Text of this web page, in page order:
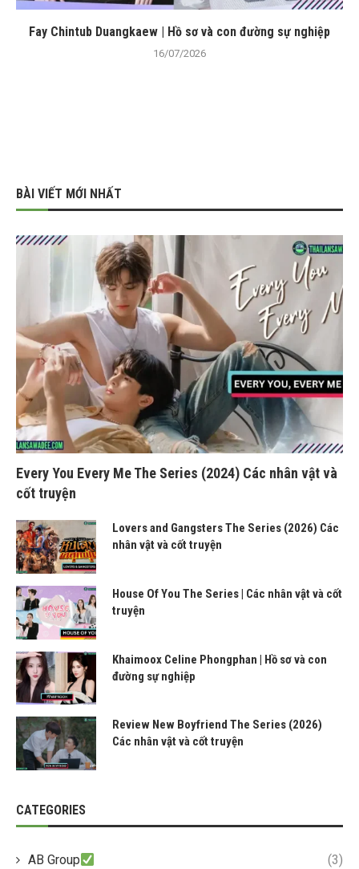
Fay Chintub Duangkaew | Hồ sơ và con đường sự nghiệp
16/07/2026
BÀI VIẾT MỚI NHẤT
Every You Every Me The Series (2024) Các nhân vật và
cốt truyện
Lovers and Gangsters The Series (2026) Các
nhân vật và cốt truyện
House Of You The Series | Các nhân vật và cốt
truyện
Khaimoox Celine Phongphan | Hồ sơ và con
đường sự nghiệp
Review New Boyfriend The Series (2026)
Các nhân vật và cốt truyện
CATEGORIES
AB Group (3)